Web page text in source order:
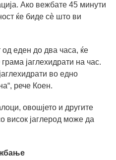
Ако вежбате 45 минути
ќе биде сè што ви
еден до два часа, ќе
јаглехидрати на час.
во едно
рече Коен.
овошјето и другите
висок јаглерод може да